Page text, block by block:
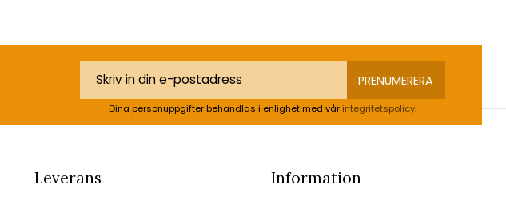
PRENUMERERA
Dina personuppgifter behandlas i enlighet med vår integritetspolicy.
Leverans Information